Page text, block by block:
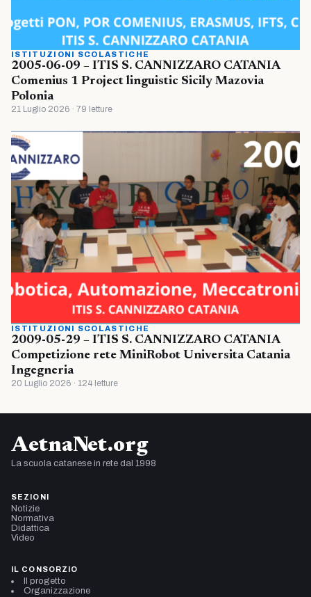
ISTITUZIONI SCOLASTICHE
2005-06-09 – ITIS S. CANNIZZARO CATANIA
Comenius 1 Project linguistic Sicily Mazovia
Polonia
21 Luglio 2026 · 79 letture
ISTITUZIONI SCOLASTICHE
2009-05-29 – ITIS S. CANNIZZARO CATANIA
Competizione rete MiniRobot Universita Catania
Ingegneria
20 Luglio 2026 · 124 letture
AetnaNet.org
La scuola catanese in rete dal 1998
SEZIONI
Notizie
Normativa
Didattica
Video
IL CONSORZIO
Il progetto
Organizzazione